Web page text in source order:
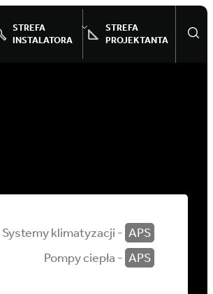
STREFA
INSTALATORA
STREFA
PROJEKTANTA
Systemy klimatyzacji - APS
Pompy ciepła - APS